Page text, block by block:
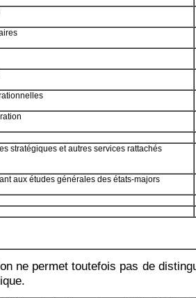
stratégiques et autres services rattachés
aux études générales des états-majors
ne permet toutefois pas de